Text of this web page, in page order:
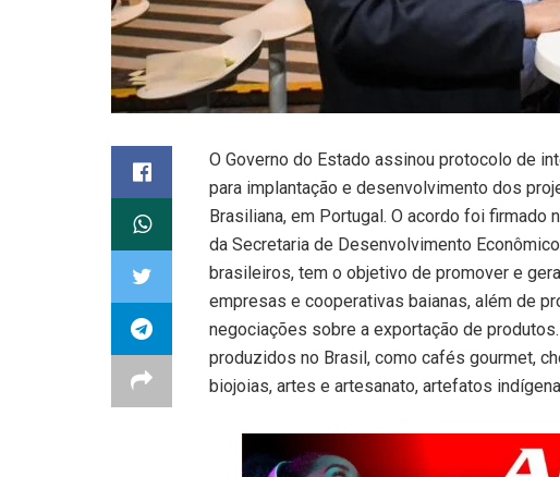
O Governo do Estado assinou protocolo de
para implantação e desenvolvimento dos
Brasiliana, em Portugal. O acordo foi firmado
da Secretaria de Desenvolvimento
brasileiros, tem o objetivo de promover e
empresas e cooperativas baianas, além de
negociações sobre a exportação de
produzidos no Brasil, como cafés gourmet,
biojoias, artes e artesanato, artefatos